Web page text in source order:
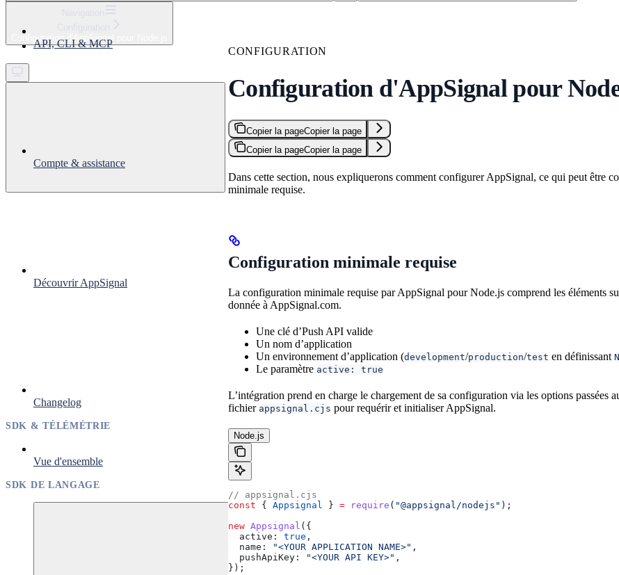
Get started
Configuration d'AppSignal pour Node.js
API, CLI & MCP
Compte & assistance
Découvrir AppSignal
Changelog
SDK & TÉLÉMÉTRIE
Vue d'ensemble
SDK DE LANGAGE
CONFIGURATION
Configuration d'AppSignal pour
Copier la pageCopier la page
Copier la pageCopier la page
Dans cette section, nous expliquerons comment configurer AppSignal, ce qui peut être
minimale requise.
Configuration minimale requise
La configuration minimale requise par AppSignal pour Node.js comprend les éléments
donnée à AppSignal.com.
Une clé d’Push API valide
Un nom d’application
Un environnement d’application (development/production/test en définissant
Le paramètre active: true
L’intégration prend en charge le chargement de sa configuration via les options passées
fichier appsignal.cjs pour requérir et initialiser AppSignal.
Node.js
// appsignal.cjs
const { Appsignal } = require ( "@appsignal/nodejs" );
new Appsignal ({
  active:
true ,
  name:
"<YOUR APPLICATION NAME>" ,
  pushApiKey:
"<YOUR API KEY>" ,
});